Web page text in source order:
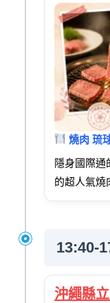
燒肉 琉
隱身國際通
的超人氣燒
13:40-
沖繩縣